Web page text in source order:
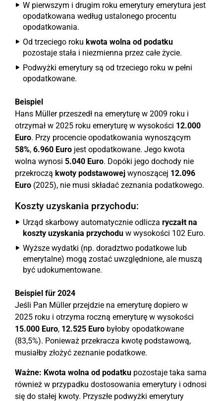
W pierwszym i drugim roku emerytury emerytura jest
opodatkowana według ustalonego procentu
opodatkowania.
Od trzeciego roku kwota wolna od podatku
pozostaje stała i niezmienna przez całe życie.
Podwyżki emerytury są od trzeciego roku w pełni
opodatkowane.
Beispiel
Hans Müller przeszedł na emeryturę w 2009 roku i
otrzymał w 2025 roku emeryturę w wysokości 12.000
Euro. Przy procencie opodatkowania wynoszącym
58%, 6.960 Euro jest opodatkowane. Jego kwota
wolna wynosi 5.040 Euro. Dopóki jego dochody nie
przekroczą kwoty podstawowej wynoszącej 12.096
Euro (2025), nie musi składać zeznania podatkowego.
Koszty uzyskania przychodu:
Urząd skarbowy automatycznie odlicza ryczałt na
koszty uzyskania przychodu w wysokości 102 Euro.
Wyższe wydatki (np. doradztwo podatkowe lub
emerytalne) mogą zostać uwzględnione, ale muszą
być udokumentowane.
Beispiel für 2024
Jeśli Pan Müller przejdzie na emeryturę dopiero w
2025 roku i otrzyma roczną emeryturę w wysokości
15.000 Euro, 12.525 Euro byłoby opodatkowane
(83,5%). Ponieważ przekracza kwotę podstawową,
musiałby złożyć zeznanie podatkowe.
Ważne: Kwota wolna od podatku pozostaje taka sama
również w przypadku dostosowania emerytury i odnosi
się do stałej kwoty. Przyszłe podwyżki emerytury